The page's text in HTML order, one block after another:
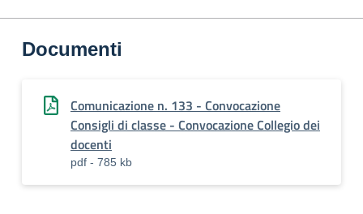
Documenti
Comunicazione n. 133 - Convocazione
Consigli di classe - Convocazione Collegio dei
docenti
pdf - 785 kb